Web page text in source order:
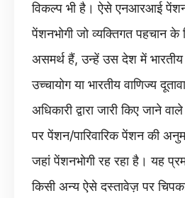
विकल्प भी है। ऐसे एनआरआई
पेंशनभोगी जो व्यक्तिगत पहचान
असमर्थ हैं, उन्हें उस देश में भारतीय
उच्चायोग या भारतीय वाणिज्य
अधिकारी द्वारा जारी किए जाने
पर पेंशन/पारिवारिक पेंशन की
जहां पेंशनभोगी रह रहा है। यह
किसी अन्य ऐसे दस्तावेज़ पर